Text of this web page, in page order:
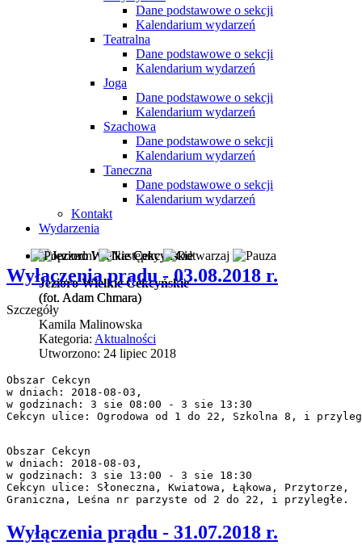
Dane podstawowe o sekcji
Kalendarium wydarzeń
Teatralna
Dane podstawowe o sekcji
Kalendarium wydarzeń
Joga
Dane podstawowe o sekcji
Kalendarium wydarzeń
Szachowa
Dane podstawowe o sekcji
Kalendarium wydarzeń
Taneczna
Dane podstawowe o sekcji
Kalendarium wydarzeń
Kontakt
Wydarzenia
Jezioro Wielkie Cekcyńskie
(fot. Adam Chmara)
(fot. Adam Chmara)
Wyłączenia prądu - 03.08.2018 r.
Szczegóły
Kamila Malinowska
Kategoria: Aktualności
Utworzono: 24 lipiec 2018
Obszar Cekcyn
w dniach: 2018-08-03,
w godzinach: 3 sie 08:00 - 3 sie 13:30
Cekcyn ulice: Ogrodowa od 1 do 22, Szkolna 8, i
Obszar Cekcyn
w dniach: 2018-08-03,
w godzinach: 3 sie 13:00 - 3 sie 18:30
Cekcyn ulice: Słoneczna, Kwiatowa, Łąkowa, Przytorze,
Graniczna, Leśna nr parzyste od 2 do 22, i przyległe.
Wyłączenia prądu - 31.07.2018 r.